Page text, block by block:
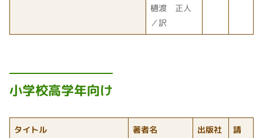
樋渡 正人
／訳
小学校高学年向け
タイトル 著者名 出版社
請